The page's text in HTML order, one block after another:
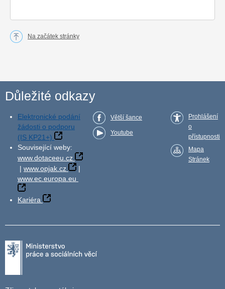
Na začátek stránky
Důležité odkazy
Elektronické podání
žádosti o podporu
(IS KP21+)
Související weby:
www.dotaceeu.cz
| www.opjak.cz
|
www.ec.europa.eu
Kariéra
Větší šance
Youtube
Prohlášení
o
přístupnosti
Mapa
Stránek